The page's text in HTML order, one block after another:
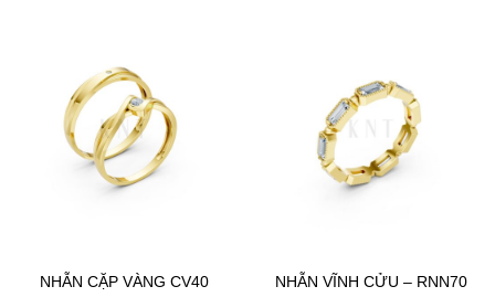
NHẪN CẶP VÀNG CV40 NHẪN VĨNH CỬU – RNN70